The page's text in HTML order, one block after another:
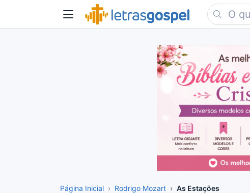
Página Inicial Rodrigo Mozart As Estações